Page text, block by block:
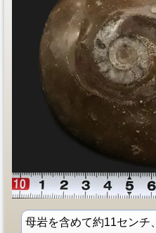
母岩を含めて約11センチ